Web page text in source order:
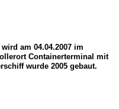
am 04.04.2007 im
Containerterminal mit
wurde 2005 gebaut.